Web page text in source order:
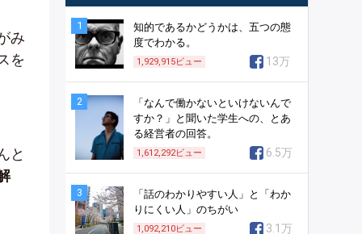
み
を
と
1
知的であるかどうかは、五つの態
度でわかる。
1,929,915ビュー 13万
2
「なんで働かないといけないんで
すか？」と聞いた学生への、とあ
る経営者の回答。
1,612,292ビュー 6.5万
3
「話のわかりやすい人」と「わか
りにくい人」のちがい
1,092,210ビュー 3.1万